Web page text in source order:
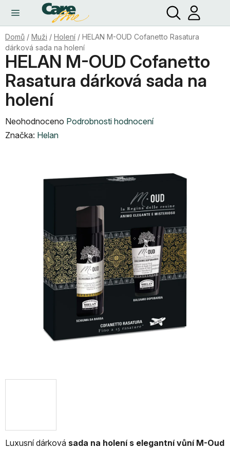
obsah
Hledat
Domů / Muži / Holení / HELAN M-OUD Cofanetto Rasatura
dárková sada na holení
Luxusní dárková sada na holení s elegantní vůní M-Oud
HELAN M-OUD Cofanetto
Rasatura dárková sada na
holení
Průměrné
hodnocení
Neohodnoceno Podrobnosti hodnocení
Značka: Helan